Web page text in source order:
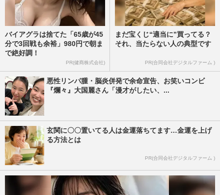
バイアグラは捨てた「65歳が45
分で3回戦も余裕」980円で朝ま
で絶好調！
PR(健商株式会社)
まだ宝くじ“適当に”買ってる？
それ、当たらない人の典型です
PR(合同会社デジタルファーム )
悪性リンパ腫・脳炎併発で余命宣告、お笑いコンビ
『爛々』大国麗さん「漫才がしたい、...
玄関に〇〇置いてる人は金運落ちてます…金運を上げ
る方法とは
PR(合同会社デジタルファーム )